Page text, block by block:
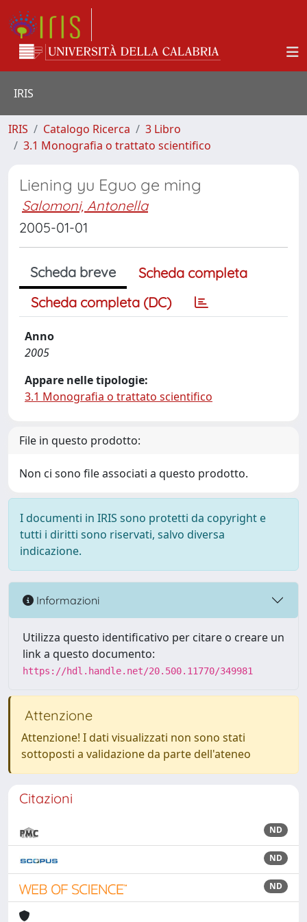
IRIS
IRIS Catalogo Ricerca
3 Libro
3.1 Monografia o trattato scientifico
Liening yu Eguo ge ming
Salomoni, Antonella
2005-01-01
Scheda breve
Scheda completa
Scheda completa (DC)
Anno
2005
Appare nelle tipologie:
3.1 Monografia o trattato scientifico
File in questo prodotto:
Non ci sono file associati a questo prodotto.
I documenti in IRIS sono protetti da copyright e
tutti i diritti sono riservati, salvo diversa
indicazione.
Informazioni
Utilizza questo identificativo per citare o creare un
link a questo documento:
https://hdl.handle.net/20.500.11770/349981
Attenzione
Attenzione! I dati visualizzati non sono stati
sottoposti a validazione da parte dell'ateneo
Citazioni
ND
ND
ND